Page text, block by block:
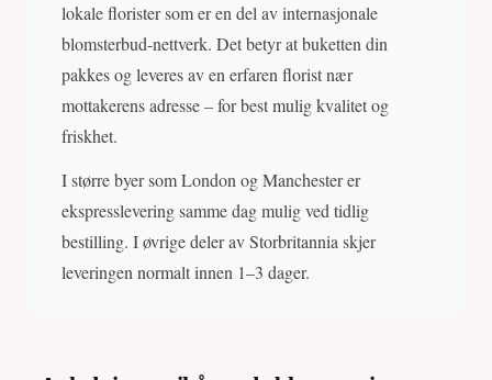
lokale florister som er en del av internasjonale
blomsterbud-nettverk. Det betyr at buketten din
pakkes og leveres av en erfaren florist nær
mottakerens adresse – for best mulig kvalitet og
friskhet.
I større byer som London og Manchester er
ekspresslevering samme dag mulig ved tidlig
bestilling. I øvrige deler av Storbritannia skjer
leveringen normalt innen 1–3 dager.